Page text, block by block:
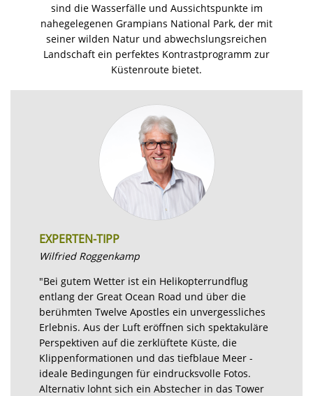
sind die Wasserfälle und Aussichtspunkte im
nahegelegenen Grampians National Park, der mit
seiner wilden Natur und abwechslungsreichen
Landschaft ein perfektes Kontrastprogramm zur
Küstenroute bietet.
EXPERTEN-TIPP
Wilfried Roggenkamp
"Bei gutem Wetter ist ein Helikopterrundflug
entlang der Great Ocean Road und über die
berühmten Twelve Apostles ein unvergessliches
Erlebnis. Aus der Luft eröffnen sich spektakuläre
Perspektiven auf die zerklüftete Küste, die
Klippenformationen und das tiefblaue Meer -
ideale Bedingungen für eindrucksvolle Fotos.
Alternativ lohnt sich ein Abstecher in das Tower